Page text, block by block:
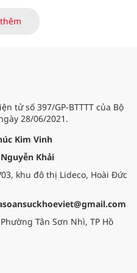
và người có công Long Đất
đến hơi ấm từ những phương
Nam y thuần Việt, giúp xoa
cơn đau và nâng cao sức khỏe
cựu chiến binh trước sự
đổi đột ngột của thời tiết.
tử số 397/GP-BTTTT của Bộ
28/06/2021.
Kim Vinh
Khải
khu đô thị Lideco, Hoài Đức
Tân Sơn Nhì, TP Hồ